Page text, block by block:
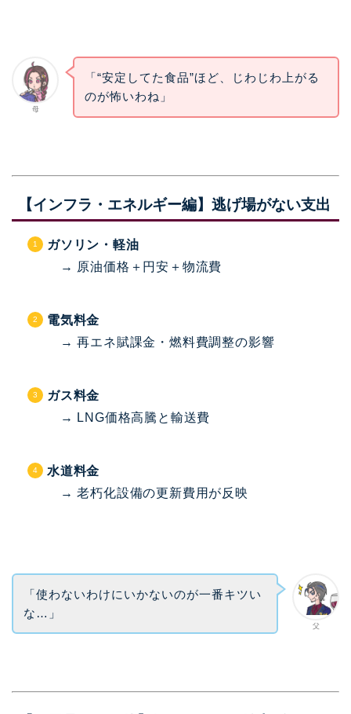
母
「“安定してた食品”ほど、じわじわ上がる
のが怖いわね」
【インフラ・エネルギー編】逃げ場がない支出
ガソリン・軽油
→ 原油価格＋円安＋物流費
電気料金
→ 再エネ賦課金・燃料費調整の影響
ガス料金
→ LNG価格高騰と輸送費
水道料金
→ 老朽化設備の更新費用が反映
父
「使わないわけにいかないのが一番キツい
な…」